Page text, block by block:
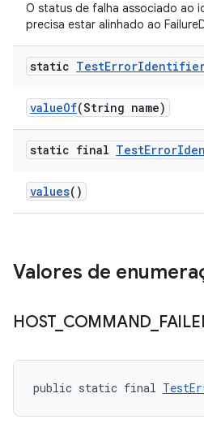
O status de falha associado ao
precisa estar alinhado ao
static TestError
valueOf(String name)
static final TestError
values()
Valores de
HOST_ COMMAND
public static final